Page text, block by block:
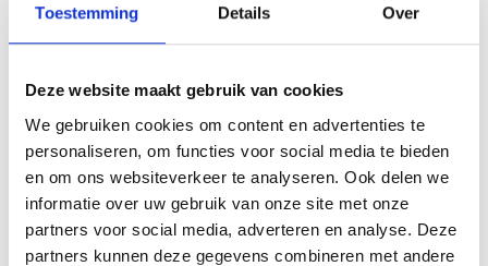
Toestemming Details Over
Deze website maakt gebruik van cookies
We gebruiken cookies om content en advertenties te
personaliseren, om functies voor social media te bieden
en om ons websiteverkeer te analyseren. Ook delen we
informatie over uw gebruik van onze site met onze
partners voor social media, adverteren en analyse. Deze
partners kunnen deze gegevens combineren met andere
Naam*
E-mail*